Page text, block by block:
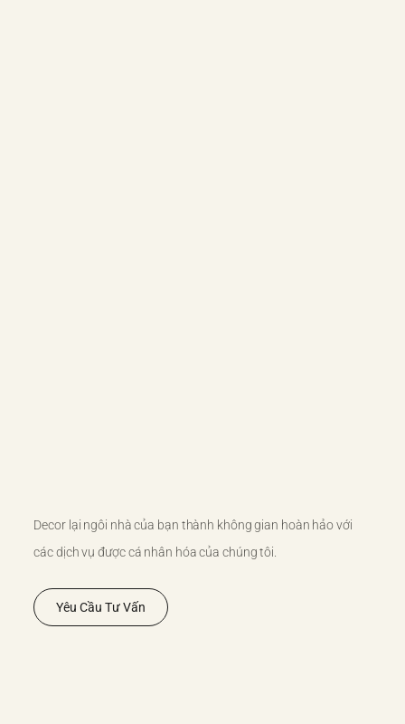
Decor lại ngôi nhà của bạn thành không gian hoàn hảo với
các dịch vụ được cá nhân hóa của chúng tôi.
Yêu Cầu Tư Vấn